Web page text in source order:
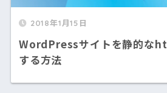
2018年1月15日
WordPressサイトを静的な
する方法